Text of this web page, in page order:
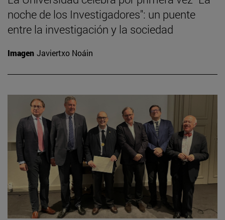
noche de los Investigadores": un puente
entre la investigación y la sociedad
Imagen Javiertxo Noáin